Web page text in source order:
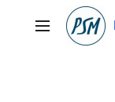
springenHauptmenü